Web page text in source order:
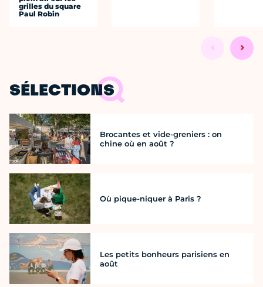
grilles du square
Paul Robin
SÉLECTIONS
Brocantes et vide-greniers : on
chine où en août ?
Où pique-niquer à Paris ?
Les petits bonheurs parisiens en
août